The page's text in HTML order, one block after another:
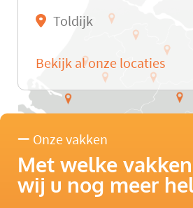
Toldijk
Bekijk al onze locaties
Onze vakken
Met welke
wij u nog meer